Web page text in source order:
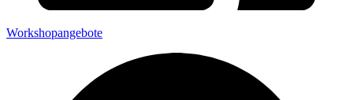
Workshopangebote